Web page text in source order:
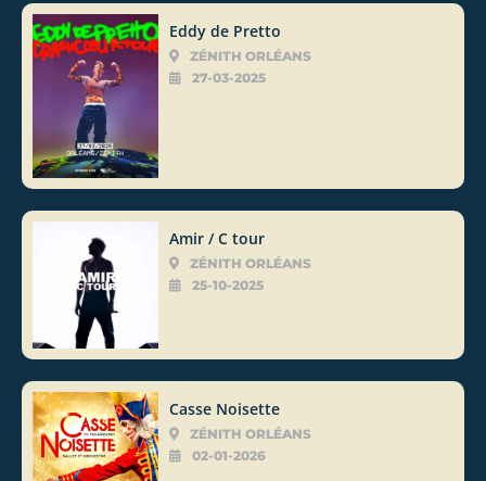
Eddy de Pretto
ZÉNITH ORLÉANS
27-03-2025
Amir / C tour
ZÉNITH ORLÉANS
25-10-2025
Casse Noisette
ZÉNITH ORLÉANS
02-01-2026